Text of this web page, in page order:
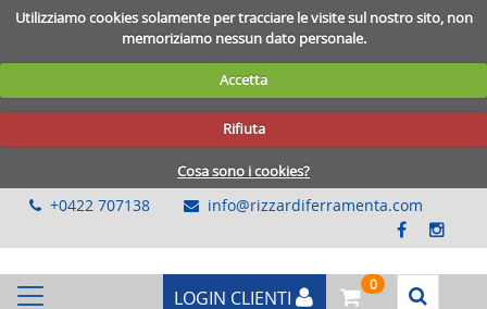
Utilizziamo cookies solamente per tracciare le visite sul nostro sito, non
memoriziamo nessun dato personale.
Accetta
Rifiuta
Cosa sono i cookies?
+0422 707138 info@rizzardiferramenta.com
LOGIN CLIENTI
0